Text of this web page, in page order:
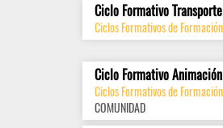
Ciclo Formativo
Ciclos Formativos de
Ciclo Formativo
Ciclos Formativos de
COMUNIDAD